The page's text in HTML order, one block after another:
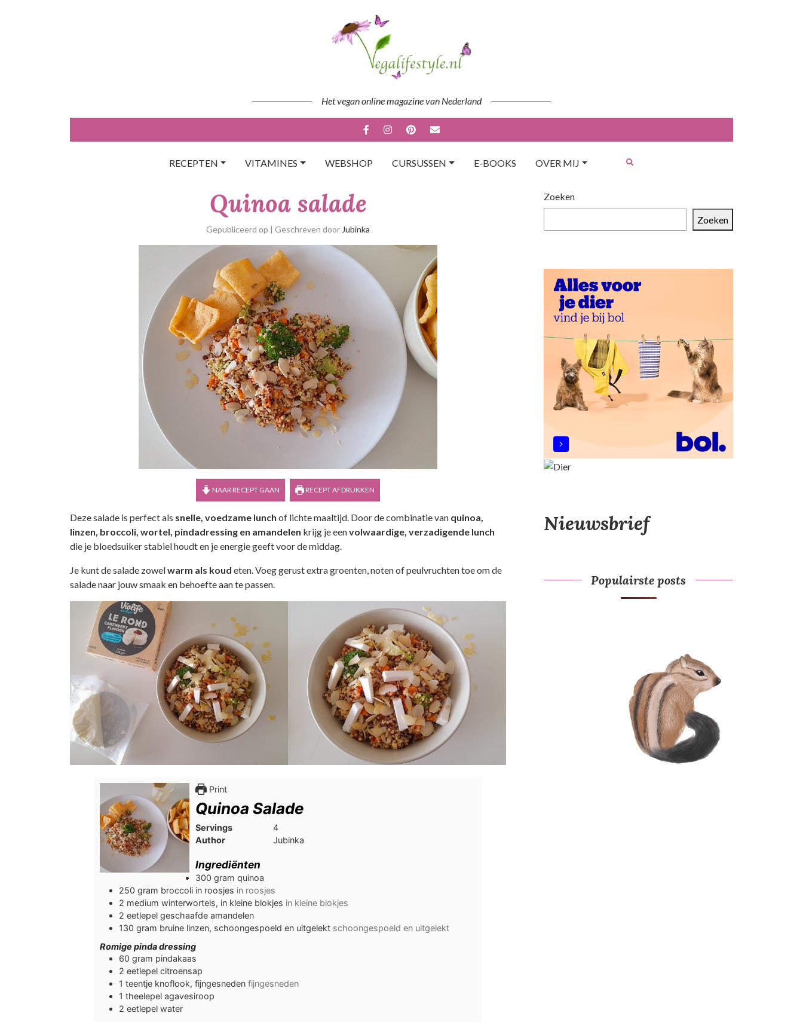
Het vegan online magazine van Nederland
RECEPTEN VITAMINES WEBSHOP CURSUSSEN E-BOOKS OVER MIJ
Quinoa salade
Gepubliceerd op | Geschreven door Jubinka
NAAR RECEPT GAAN RECEPT AFDRUKKEN
Deze salade is perfect als snelle, voedzame lunch of lichte maaltijd. Door de combinatie van quinoa,
linzen, broccoli, wortel, pindadressing en amandelen krijg je eenvolwaardige, verzadigende lunch
die je bloedsuiker stabiel houdt en je energie geeft voor de middag.
Je kunt de salade zowelwarm als koud eten. Voeg gerust extra groenten, noten of peulvruchten toe om de
salade naar jouw smaak en behoefte aan te passen.
Print
Quinoa Salade
Servings
4
Author
Jubinka
Ingrediënten
300 gram quinoa
250 gram broccoli in roosjes in roosjes
2 medium winterwortels, in kleine blokjes in kleine blokjes
2 eetlepel geschaafde amandelen
130 gram bruine linzen, schoongespoeld en uitgelekt schoongespoeld en uitgelekt
Romige pinda dressing
60 gram pindakaas
2 eetlepel citroensap
1 teentje knoflook, fijngesneden fijngesneden
1 theelepel agavesiroop
2 eetlepel water
Zoeken
Zoeken
Nieuwsbrief
Populairste posts